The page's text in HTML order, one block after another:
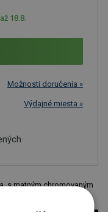
18.8.
Možnosti doručenia »
Výdajné miesta »
s matným chromovaným
8,2 x 2,6 x 0,4 cm